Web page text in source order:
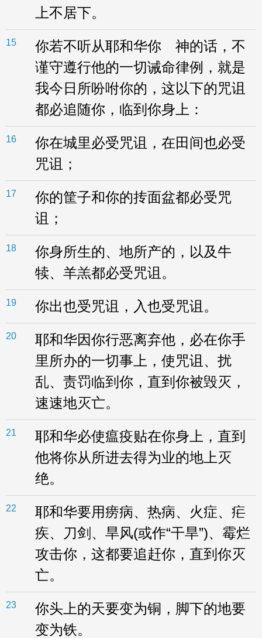
上不居下。
15
你若不听从耶和华你 神的话，不
谨守遵行他的一切诫命律例，就是
我今日所吩咐你的，这以下的咒诅
都必追随你，临到你身上：
16
你在城里必受咒诅，在田间也必受
咒诅；
17
你的筐子和你的抟面盆都必受咒
诅；
18
你身所生的、地所产的，以及牛
犊、羊羔都必受咒诅。
19 你出也受咒诅，入也受咒诅。
20
耶和华因你行恶离弃他，必在你手
里所办的一切事上，使咒诅、扰
乱、责罚临到你，直到你被毁灭，
速速地灭亡。
21
耶和华必使瘟疫贴在你身上，直到
他将你从所进去得为业的地上灭
绝。
22
耶和华要用痨病、热病、火症、疟
疾、刀剑、旱风(或作“干旱”)、霉烂
攻击你，这都要追赶你，直到你灭
亡。
23
你头上的天要变为铜，脚下的地要
变为铁。